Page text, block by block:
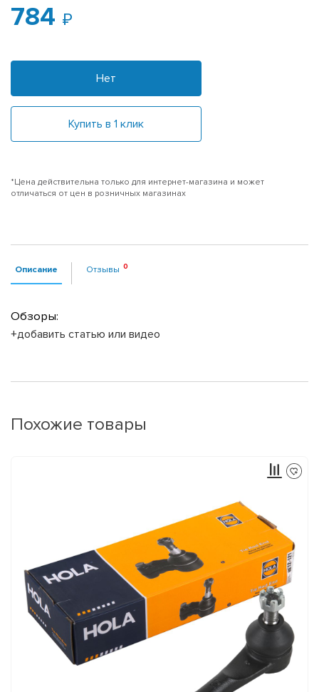
784
Нет
Купить в 1 клик
*Цена действительна только для интернет-магазина и может
отличаться от цен в розничных магазинах
Описание Отзывы
Обзоры:
+добавить статью или видео
Похожие товары